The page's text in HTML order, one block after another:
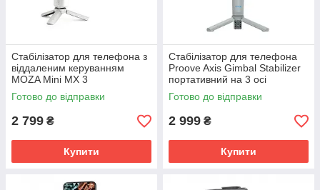
Стабілізатор для телефона з
віддаленим керуванням
MOZA Mini MX 3
Готово до відправки
2 799 ₴
Купити
Стабілізатор для телефона
Proove Axis Gimbal Stabilizer
портативний на 3 осі
стабілізації Iphone Android
Готово до відправки
2 999 ₴
Купити